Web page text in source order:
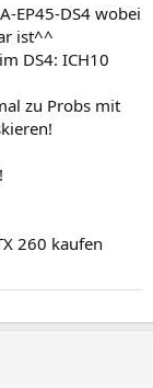
EP45-DS4 wobei
ist^^
DS4: ICH10
zu Probs mit
260 kaufen